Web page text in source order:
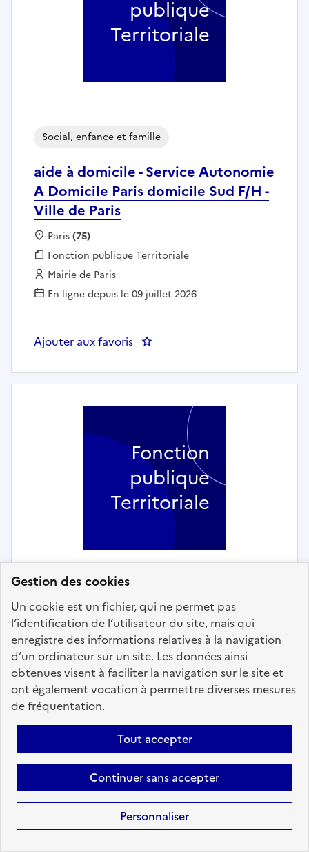
Gestion des cookies
Un cookie est un fichier, qui ne permet pas
l’identification de l’utilisateur du site, mais qui
enregistre des informations relatives à la navigation
d’un ordinateur sur un site. Les données ainsi
obtenues visent à faciliter la navigation sur le site et
ont également vocation à permettre diverses mesures
de fréquentation.
Tout accepter
Continuer sans accepter
Personnaliser
aide à domicile - Service Autonomie
A Domicile Paris domicile Sud F/H -
Ville de Paris
Social, enfance et famille
Localisation :
Paris(75)
Fonction publique :
Fonction publique Territoriale
Employeur :
Mairie de Paris
En ligne depuis le 09 juillet 2026
Ajouter aux favoris
publique
Territoriale
EDUCATEUR (TRICE) JEUNES
ENFANTS - COLLECTIVITE DE
CORSE
Social, enfance et famille
Localisation :
Haute Corse
Fonction publique :
Fonction publique Territoriale
Etablissements publics locaux
En ligne depuis le 09 juillet 2026
Ajouter aux favoris : EDUCATEUR (TRICE) JEUNES
Fonction
publique
Territoriale